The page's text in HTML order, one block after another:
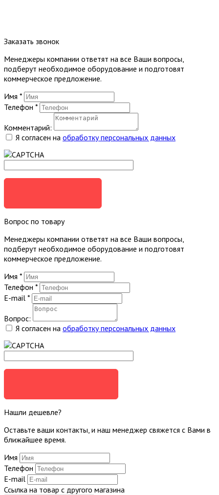
Заказать звонок
Менеджеры компании ответят на все Ваши вопросы,
подберут необходимое оборудование и подготовят
коммерческое предложение.
Имя *
Телефон *
Комментарий:
Я согласен на обработку персональных данных
Вопрос по товару
Менеджеры компании ответят на все Ваши вопросы,
подберут необходимое оборудование и подготовят
коммерческое предложение.
Имя *
Телефон *
E-mail *
Вопрос:
Я согласен на обработку персональных данных
Нашли дешевле?
Оставьте ваши контакты, и наш менеджер свяжется с Вами в
ближайшее время.
Имя
Телефон
E-mail
Ссылка на товар с другого магазина